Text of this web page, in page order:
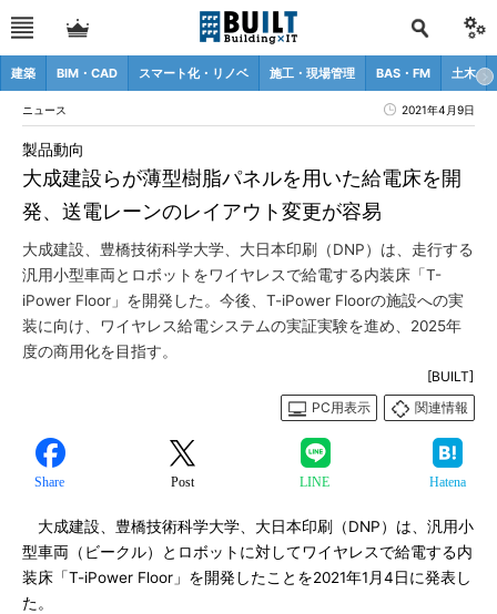
建築 BIM・CAD スマート化・リノベ 施工・現場管理 BAS・FM 土木
ニュース 2021年4月9日
大成建設らが薄型樹脂パネルを用いた給電床を開
発、送電レーンのレイアウト変更が容易
製品動向
大成建設、豊橋技術科学大学、大日本印刷（DNP）は、走行する
汎用小型車両とロボットをワイヤレスで給電する内装床「T-
iPower Floor」を開発した。今後、T-iPower Floorの施設への実
装に向け、ワイヤレス給電システムの実証実験を進め、2025年
度の商用化を目指す。
[BUILT]
PC用表示
関連情報
Share Post LINE Hatena
大成建設、豊橋技術科学大学、大日本印刷（DNP）は、汎用小
型車両（ビークル）とロボットに対してワイヤレスで給電する内
装床「T-iPower Floor」を開発したことを2021年1月4日に発表し
た。